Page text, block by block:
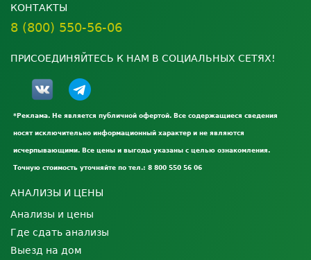
КОНТАКТЫ
8 (800) 550-56-06
ПРИСОЕДИНЯЙТЕСЬ К НАМ В СОЦИАЛЬНЫХ СЕТЯХ!
*Реклама. Не является публичной офертой. Все содержащиеся сведения
носят исключительно информационный характер и не являются
исчерпывающими. Все цены и выгоды указаны с целью ознакомления.
Точную стоимость уточняйте по тел.: 8 800 550 56 06
АНАЛИЗЫ И ЦЕНЫ
Анализы и цены
Где сдать анализы
Выезд на дом